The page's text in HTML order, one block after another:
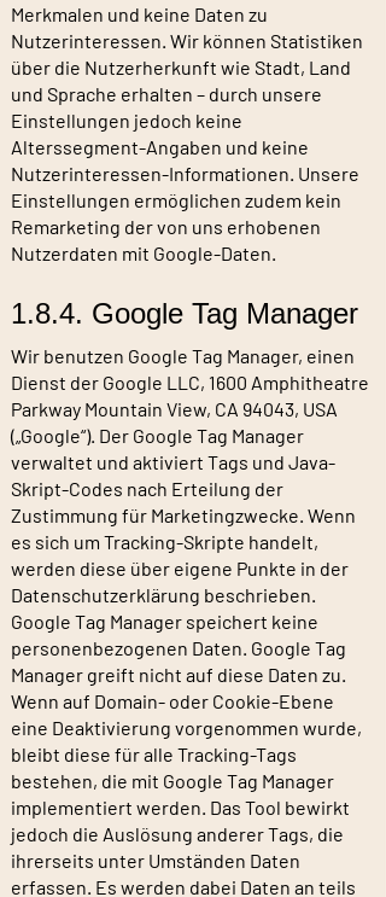
Merkmalen und keine Daten zu
Nutzerinteressen. Wir können Statistiken
über die Nutzerherkunft wie Stadt, Land
und Sprache erhalten – durch unsere
Einstellungen jedoch keine
Alterssegment-Angaben und keine
Nutzerinteressen-Informationen. Unsere
Einstellungen ermöglichen zudem kein
Remarketing der von uns erhobenen
Nutzerdaten mit Google-Daten.
1.8.4. Google Tag Manager
Wir benutzen Google Tag Manager, einen
Dienst der Google LLC, 1600 Amphitheatre
Parkway Mountain View, CA 94043, USA
(„Google“). Der Google Tag Manager
verwaltet und aktiviert Tags und Java-
Skript-Codes nach Erteilung der
Zustimmung für Marketingzwecke. Wenn
es sich um Tracking-Skripte handelt,
werden diese über eigene Punkte in der
Datenschutzerklärung beschrieben.
Google Tag Manager speichert keine
personenbezogenen Daten. Google Tag
Manager greift nicht auf diese Daten zu.
Wenn auf Domain- oder Cookie-Ebene
eine Deaktivierung vorgenommen wurde,
bleibt diese für alle Tracking-Tags
bestehen, die mit Google Tag Manager
implementiert werden. Das Tool bewirkt
jedoch die Auslösung anderer Tags, die
ihrerseits unter Umständen Daten
erfassen. Es werden dabei Daten an teils